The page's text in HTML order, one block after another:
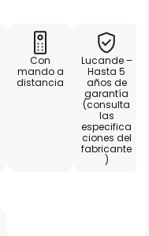
Con
mando a
distancia
Lucande –
Hasta 5
años de
garantía
(consulta
las
especifica
ciones del
fabricante
)